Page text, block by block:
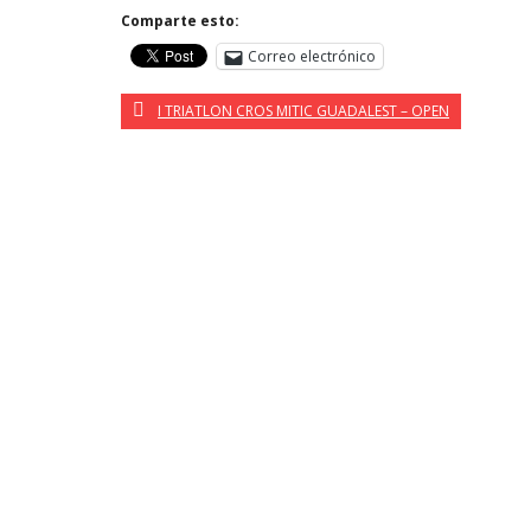
Comparte esto:
Correo electrónico
I TRIATLON CROS MITIC GUADALEST – OPEN